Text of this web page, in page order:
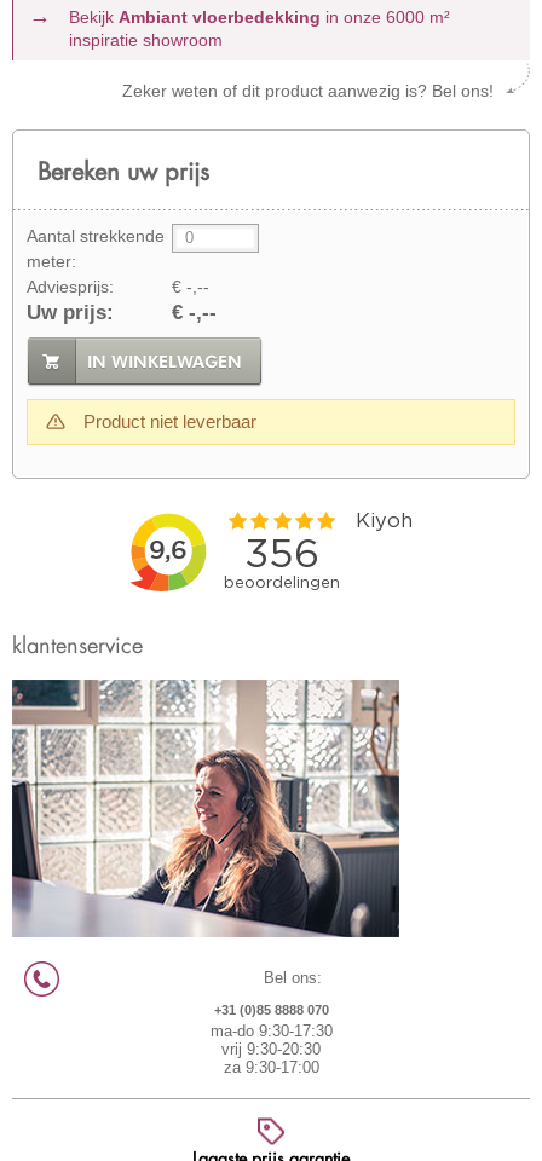
Bekijk Ambiant vloerbedekking in onze 6000 m²
inspiratie showroom
Zeker weten of dit product aanwezig is? Bel ons!
Bereken uw prijs
Aantal strekkende
meter:
Adviesprijs:
€ -,--
Uw prijs: € -,--
IN WINKELWAGEN
Product niet leverbaar
klantenservice
Bel ons:
+31 (0)85 8888 070
ma-do 9:30-17:30
vrij 9:30-20:30
za 9:30-17:00